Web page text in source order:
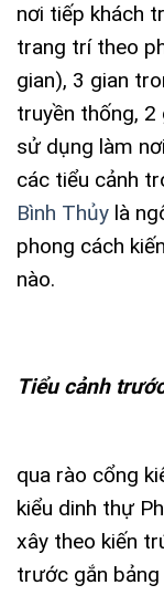
nơi tiếp khách
trang trí theo
gian), 3 gian
truyền thống, 2
sử dụng làm
các tiểu cảnh
Bình Thủy là
phong cách
nào.
Tiểu cảnh
qua rào cổng
kiểu dinh thự
xây theo kiến
trước gắn bảng